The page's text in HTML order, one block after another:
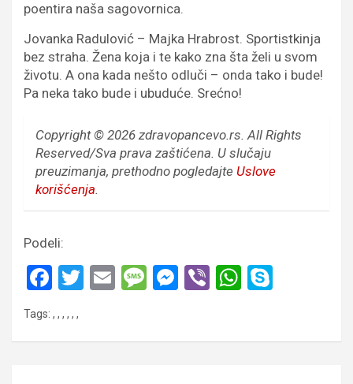
poentira naša sagovornica.
Jovanka Radulović – Majka Hrabrost. Sportistkinja
bez straha. Žena koja i te kako zna šta želi u svom
životu. A ona kada nešto odluči – onda tako i bude!
Pa neka tako bude i ubuduće. Srećno!
Copyright © 2026 zdravopancevo.rs. All Rights
Reserved/Sva prava zaštićena. U slučaju
preuzimanja, prethodno pogledajte Uslove
korišćenja.
Podeli:
F
ce
T
E
M M Vi W
Tags: , , , , , ,